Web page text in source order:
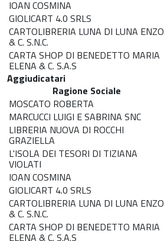
IOAN COSMINA
GIOLICART 4.0 SRLS
CARTOLIBRERIA LUNA DI LUNA ENZO
& C. S.N.C.
CARTA SHOP DI BENEDETTO MARIA
ELENA & C. S.A.S
Aggiudicatari
Ragione Sociale
MOSCATO ROBERTA
MARCUCCI LUIGI E SABRINA SNC
LIBRERIA NUOVA DI ROCCHI
GRAZIELLA
L'ISOLA DEI TESORI DI TIZIANA
VIOLATI
IOAN COSMINA
GIOLICART 4.0 SRLS
CARTOLIBRERIA LUNA DI LUNA ENZO
& C. S.N.C.
CARTA SHOP DI BENEDETTO MARIA
ELENA & C. S.A.S